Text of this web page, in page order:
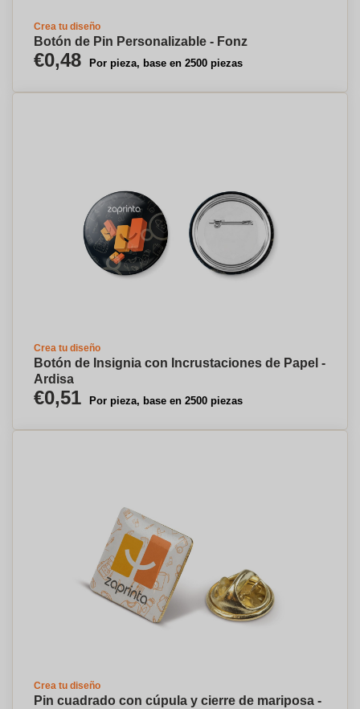
Crea tu diseño
Botón de Pin Personalizable - Fonz
€0,48 Por pieza, base en 2500 piezas
Crea tu diseño
Botón de Insignia con Incrustaciones de Papel -
Ardisa
€0,51 Por pieza, base en 2500 piezas
Crea tu diseño
Pin cuadrado con cúpula y cierre de mariposa -